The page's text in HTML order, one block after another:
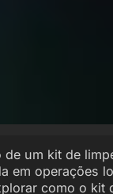
de um kit de
em operações
como o kit